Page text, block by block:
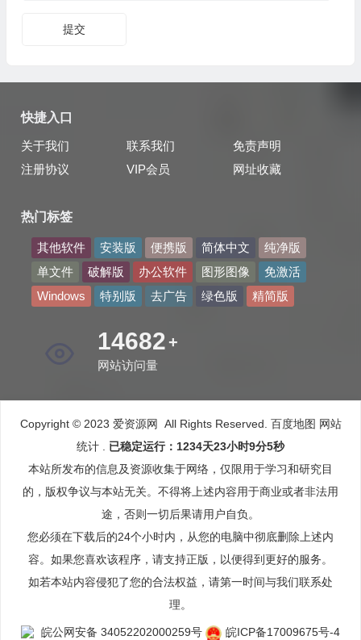
提交
快捷入口
关于我们 联系我们
免责声明
注册协议
VIP会员 网址收藏
热门标签
其他软件 安装版 便携版 简体中文
纯净版
单文件
破解版 办公软件 图形图像
免激活
Windows
特别版 去广告 绿色版 精简版
20732 +
网站访问量
Copyright © 2023 爱资源网 All Rights Reserved. 百度地图 网站
统计
已稳定运行：1234天23小时9分6秒
本站所发布的信息及资源收集于网络，仅限用于学习和研究目
的，版权争议与本站无关。不得将上述内容用于商业或者非法用
途，否则一切后果请用户自负。
您必须在下载后的24个小时内，从您的电脑中彻底删除上述内
容。如果您喜欢该程序，请支持正版，以便得到更好的服务。
如若本站内容侵犯了您的合法权益，请第一时间与我们联系处
理。
皖公网安备 34052202000259号 皖ICP备17009675号-4